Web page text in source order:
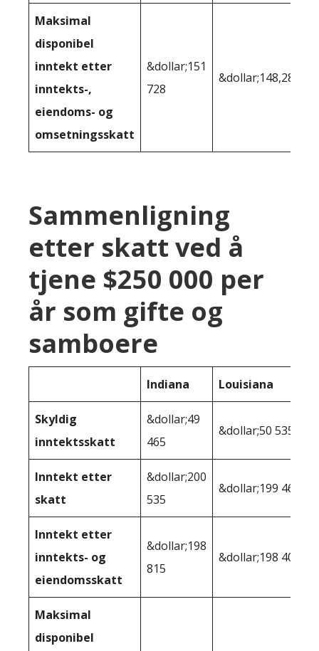
Maksimal
disponibel
inntekt etter
inntekts-,
eiendoms- og
omsetningsskatt
&dollar;151
728
&dollar;148,283
Sammenligning
etter skatt ved å
tjene $250 000 per
år som gifte og
samboere
Indiana Louisiana
Skyldig
inntektsskatt
&dollar;49
465
&dollar;50 535
Inntekt etter
skatt
&dollar;200
535
&dollar;199 465
Inntekt etter
inntekts- og
eiendomsskatt
&dollar;198
815
&dollar;198 400
Maksimal
disponibel